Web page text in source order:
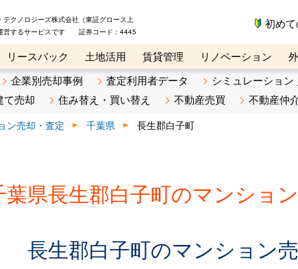
テクノロジーズ株式会社（東証グロース上
営するサービスです 証券コード：4445
初め
リースバック 土地活用 賃貸管理 リノベーション
オンライン講座 リビンマガジンBiz 不動産売却ご相談
企業別売却事例 査定利用者データ
シミュレーション
て売却 住み替え・買い替え 不動産売買 不動産仲
ン売却・査定 千葉県 長生郡白子町
葉県長生郡白子町のマンショ
長生郡白子町のマンション